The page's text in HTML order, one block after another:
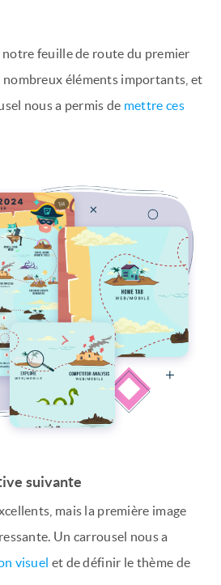
feuille de route du premier
éléments importants, et
nous a permis de mettre ces
suivante
mais la première image
Un carrousel nous a
visuel et de définir le thème de